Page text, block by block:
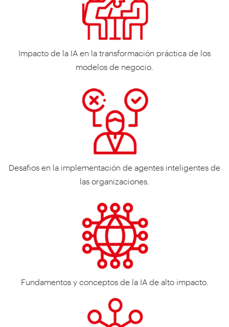
Impacto de la IA en la transformación práctica de los
modelos de negocio.
Desafios en la implementación de agentes inteligentes de
las organizaciones.
Fundamentos y conceptos de la IA de alto impacto.